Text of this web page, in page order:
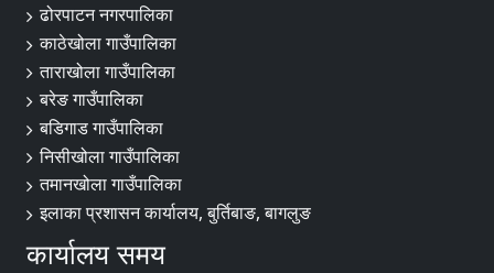
ढोरपाटन नगरपालिका
काठेखोला गाउँपालिका
ताराखोला गाउँपालिका
बरेङ गाउँपालिका
बडिगाड गाउँपालिका
निसीखोला गाउँपालिका
तमानखोला गाउँपालिका
इलाका प्रशासन कार्यालय, बुर्तिबाङ, बागलुङ
कार्यालय समय